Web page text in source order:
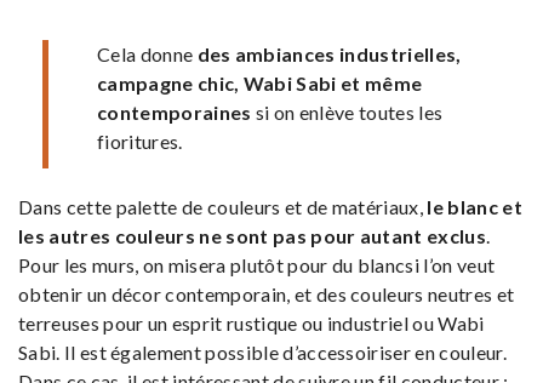
Cela donne des ambiances industrielles,
campagne chic, Wabi Sabi et même
contemporaines si on enlève toutes les
fioritures.
Dans cette palette de couleurs et de matériaux, le blanc et
les autres couleurs ne sont pas pour autant exclus.
Pour les murs, on misera plutôt pour du blancsi l’on veut
obtenir un décor contemporain, et des couleurs neutres et
terreuses pour un esprit rustique ou industriel ou Wabi
Sabi. Il est également possible d’accessoiriser en couleur.